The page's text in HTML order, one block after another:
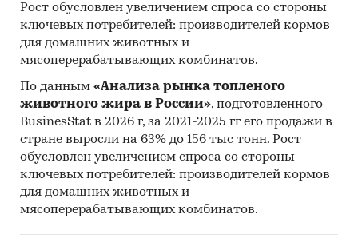
Рост обусловлен увеличением спроса со стороны
ключевых потребителей: производителей кормов
для домашних животных и
мясоперерабатывающих комбинатов.
По данным «Анализа рынка топленого
животного жира в России», подготовленного
BusinesStat в 2026 г, за 2021-2025 гг его продажи в
стране выросли на 63% до 156 тыс тонн. Рост
обусловлен увеличением спроса со стороны
ключевых потребителей: производителей кормов
для домашних животных и
мясоперерабатывающих комбинатов.